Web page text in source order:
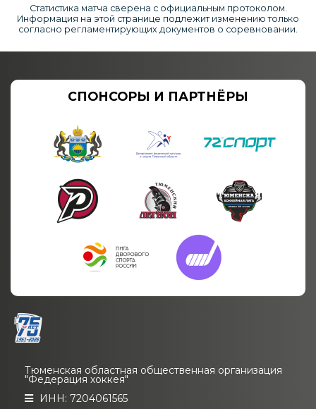
Статистика матча сверена с официальным протоколом.
Информация на этой странице подлежит изменению только
согласно регламентирующих документов о соревновании.
СПОНСОРЫ И ПАРТНЁРЫ
Тюменская областная общественная организация
"Федерация хоккея"
ИНН: 7204061565